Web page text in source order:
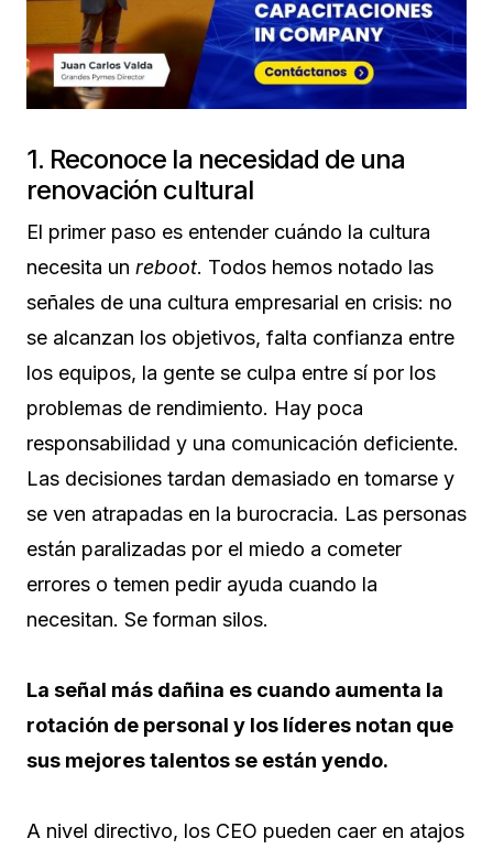
1. Reconoce la necesidad de una
renovación cultural
El primer paso es entender cuándo la cultura
necesita un reboot. Todos hemos notado las
señales de una cultura empresarial en crisis: no
se alcanzan los objetivos, falta confianza entre
los equipos, la gente se culpa entre sí por los
problemas de rendimiento. Hay poca
responsabilidad y una comunicación deficiente.
Las decisiones tardan demasiado en tomarse y
se ven atrapadas en la burocracia. Las personas
están paralizadas por el miedo a cometer
errores o temen pedir ayuda cuando la
necesitan. Se forman silos.
La señal más dañina es cuando aumenta la
rotación de personal y los líderes notan que
sus mejores talentos se están yendo.
A nivel directivo, los CEO pueden caer en atajos